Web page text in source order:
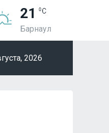
21
Барнаул
2026